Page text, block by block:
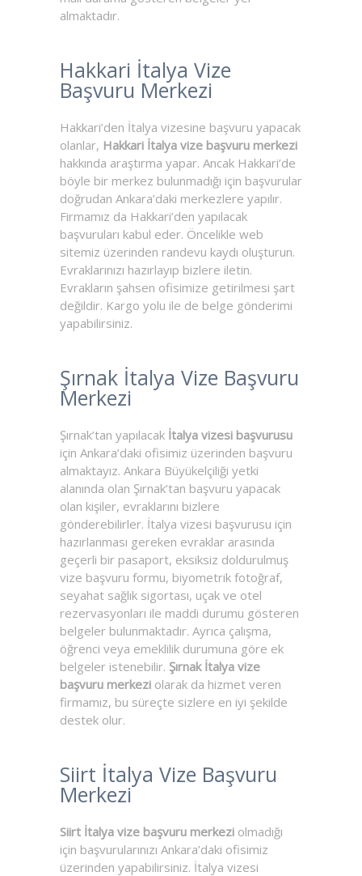
almaktadır.
Hakkari İtalya Vize
Başvuru Merkezi
Hakkari’den İtalya vizesine başvuru yapacak
olanlar, Hakkari İtalya vize başvuru merkezi
hakkında araştırma yapar. Ancak Hakkari’de
böyle bir merkez bulunmadığı için başvurular
doğrudan Ankara’daki merkezlere yapılır.
Firmamız da Hakkari’den yapılacak
başvuruları kabul eder. Öncelikle web
sitemiz üzerinden randevu kaydı oluşturun.
Evraklarınızı hazırlayıp bizlere iletin.
Evrakların şahsen ofisimize getirilmesi şart
değildir. Kargo yolu ile de belge gönderimi
yapabilirsiniz.
Şırnak İtalya Vize Başvuru
Merkezi
Şırnak’tan yapılacak İtalya vizesi başvurusu
için Ankara’daki ofisimiz üzerinden başvuru
almaktayız. Ankara Büyükelçiliği yetki
alanında olan Şırnak’tan başvuru yapacak
olan kişiler, evraklarını bizlere
gönderebilirler. İtalya vizesi başvurusu için
hazırlanması gereken evraklar arasında
geçerli bir pasaport, eksiksiz doldurulmuş
vize başvuru formu, biyometrik fotoğraf,
seyahat sağlık sigortası, uçak ve otel
rezervasyonları ile maddi durumu gösteren
belgeler bulunmaktadır. Ayrıca çalışma,
öğrenci veya emeklilik durumuna göre ek
belgeler istenebilir. Şırnak İtalya vize
başvuru merkezi olarak da hizmet veren
firmamız, bu süreçte sizlere en iyi şekilde
destek olur.
Siirt İtalya Vize Başvuru
Merkezi
Siirt İtalya vize başvuru merkezi olmadığı
için başvurularınızı Ankara’daki ofisimiz
üzerinden yapabilirsiniz. İtalya vizesi